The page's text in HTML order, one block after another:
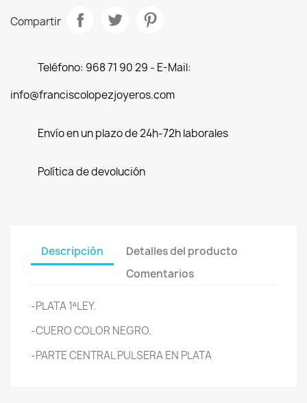
Compartir
Teléfono: 968 71 90 29 - E-Mail:
info@franciscolopezjoyeros.com
Envío en un plazo de 24h-72h laborales
Política de devolución
Descripción
Detalles del producto
Comentarios
-PLATA 1ªLEY.
-CUERO COLOR NEGRO.
-PARTE CENTRAL PULSERA EN PLATA